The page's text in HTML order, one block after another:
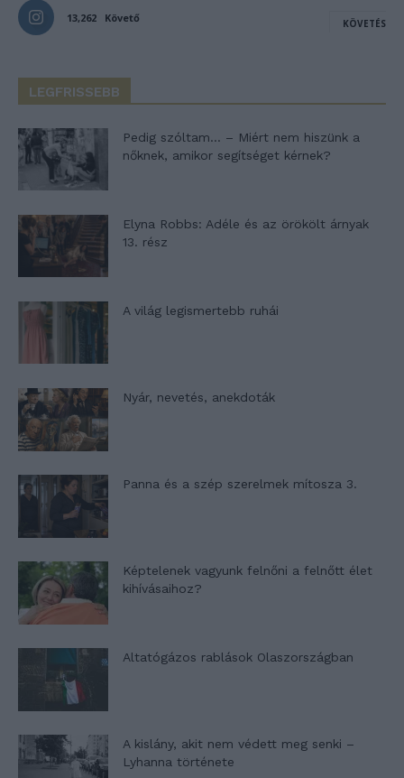
13,262 Követő KÖVETÉS
LEGFRISSEBB
Pedig szóltam… – Miért nem hiszünk a
nőknek, amikor segítséget kérnek?
Elyna Robbs: Adéle és az örökölt árnyak
13. rész
A világ legismertebb ruhái
Nyár, nevetés, anekdoták
Panna és a szép szerelmek mítosza 3.
Képtelenek vagyunk felnőni a felnőtt élet
kihívásaihoz?
Altatógázos rablások Olaszországban
A kislány, akit nem védett meg senki –
Lyhanna története